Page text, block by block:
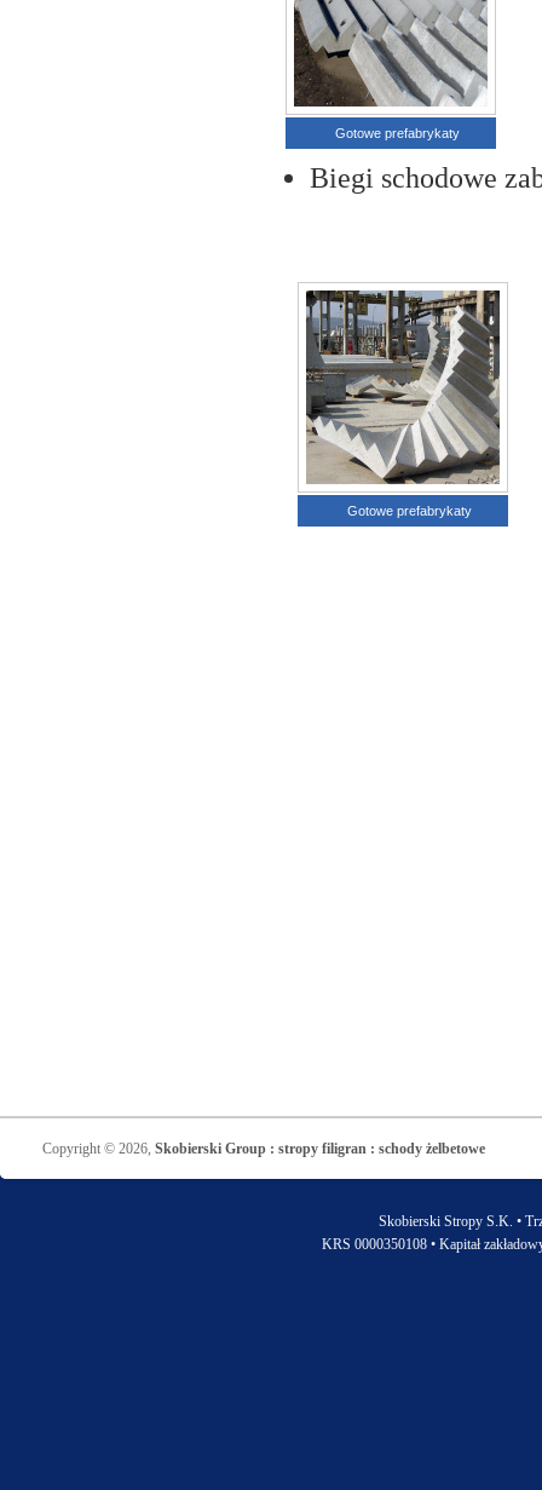
Gotowe prefabrykaty
Biegi schodowe
Gotowe prefabrykaty
Copyright © 2026,Skobierski Group : stropy filigran : schody żelbetowe
Skobierski Stropy S.K. •
KRS 0000350108 • Kapitał